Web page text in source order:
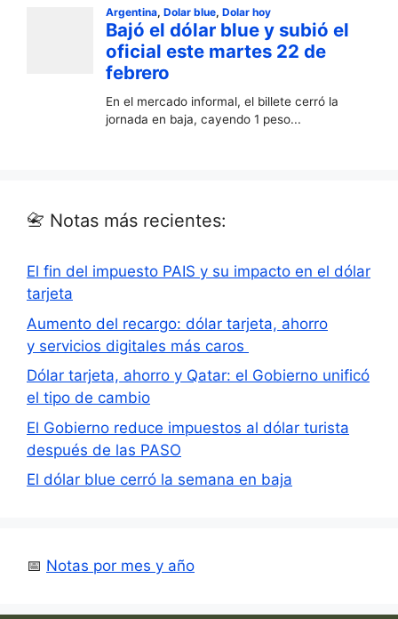
📇 Notas más recientes:
El fin del impuesto PAIS y su impacto en el dólar
tarjeta
Aumento del recargo: dólar tarjeta, ahorro
y servicios digitales más caros
Dólar tarjeta, ahorro y Qatar: el Gobierno unificó
el tipo de cambio
El Gobierno reduce impuestos al dólar turista
después de las PASO
El dólar blue cerró la semana en baja
📅 Notas por mes y año